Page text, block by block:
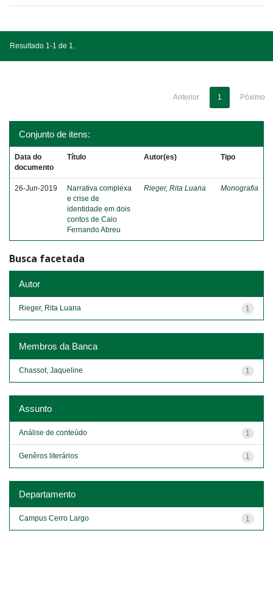
Resultado 1-1 de 1.
Anterior 1 Póximo
Conjunto de itens:
Data do
documento
Título Autor(es) Tipo
26-Jun-2019
Narrativa complexa
e crise de
identidade em dois
contos de Caio
Fernando Abreu
Rieger, Rita Luana Monografia
Busca facetada
Autor
1
Rieger, Rita Luana
Membros da Banca
1
Chassot, Jaqueline
Assunto
1
Análise de conteúdo
1
Genêros literários
Departamento
1
Campus Cerro Largo